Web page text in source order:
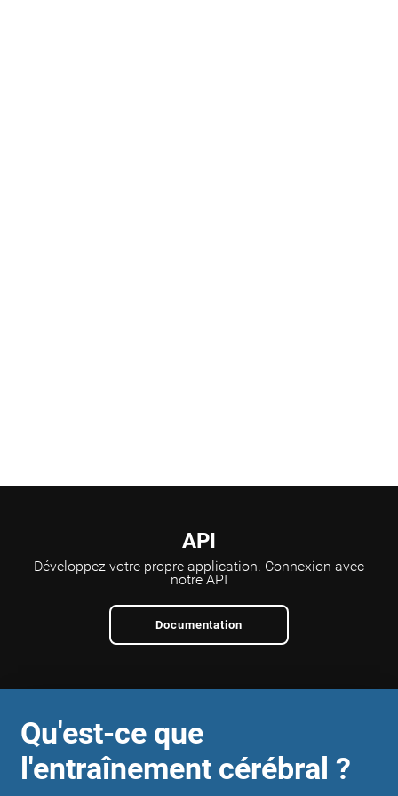
API
Développez votre propre application. Connexion avec
notre API
Documentation
Qu'est-ce que
l'entraînement cérébral ?